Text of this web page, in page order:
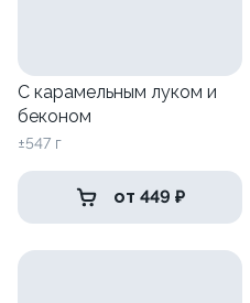
С карамельным луком и
беконом
±547 г
от 449 ₽